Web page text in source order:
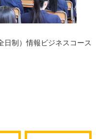
日制）情報ビジネスコース